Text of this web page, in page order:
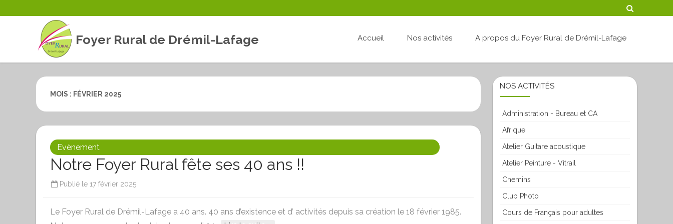
Foyer Rural de Drémil-Lafage
to
Accueil Nos activités A propos du Foyer Rural de Drémil-Lafage
MOIS : FÉVRIER 2025
Evènement
Notre Foyer Rural fête ses 40 ans !!
Publié le 17 février 2025
Le Foyer Rural de Drémil-Lafage a 40 ans. 40 ans d’existence et d’ activités depuis sa création le 18 février 1985.
NOS ACTIVITÉS
Administration - Bureau et CA
Afrique
Atelier Guitare acoustique
Atelier Peinture - Vitrail
Chemins
Club Photo
Cours de Français pour adultes